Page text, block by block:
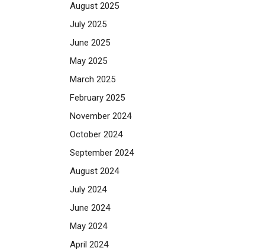
August 2025
July 2025
June 2025
May 2025
March 2025
February 2025
November 2024
October 2024
September 2024
August 2024
July 2024
June 2024
May 2024
April 2024